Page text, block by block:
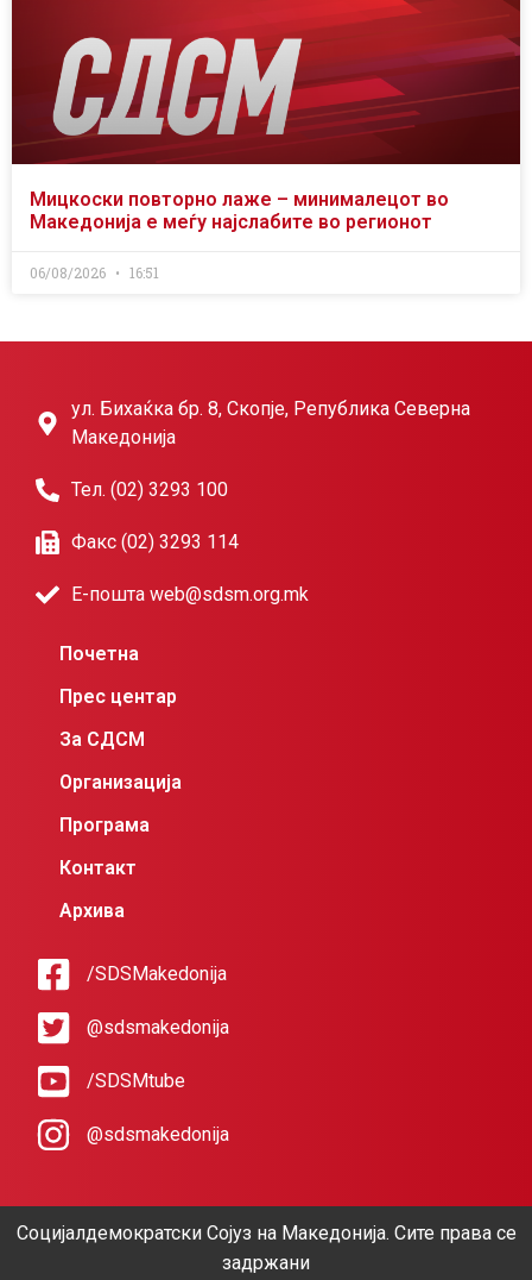
Мицкоски повторно лаже – минималецот во
Македонија е меѓу најслабите во регионот
06/08/2026 16:51
ул. Бихаќка бр. 8, Скопје, Република Северна
Македонија
Тел. (02) 3293 100
Факс (02) 3293 114
Е-пошта web@sdsm.org.mk
Почетна
Прес центар
За СДСМ
Организација
Програма
Контакт
Архива
/SDSMakedonija
@sdsmakedonija
/SDSMtube
@sdsmakedonija
Социјалдемократски Сојуз на Македонија. Сите права се
задржани